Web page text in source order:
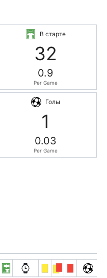
В старте
32
0.9
Per Game
Голы
1
0.03
Per Game